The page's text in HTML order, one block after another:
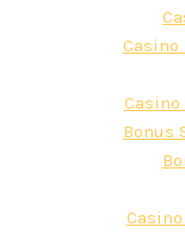
Casino
Bonus